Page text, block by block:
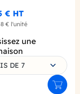
€ HT
€ l'unité
une
DE 7